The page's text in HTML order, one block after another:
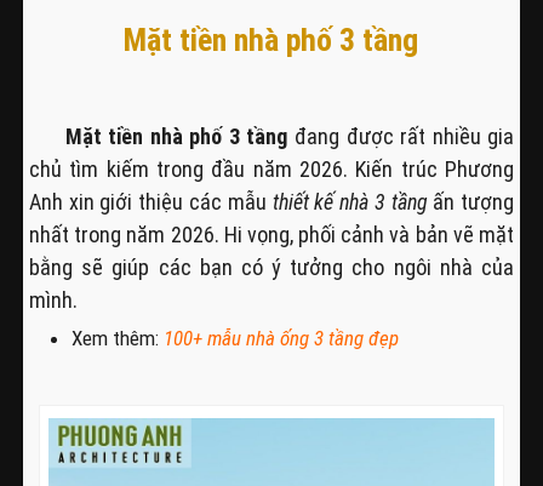
Mặt tiền nhà phố 3 tầng
Mặt tiền nhà phố 3 tầng đang được rất nhiều gia
chủ tìm kiếm trong đầu năm 2026. Kiến trúc Phương
Anh xin giới thiệu các mẫu thiết kế nhà 3 tầngấn tượng
nhất trong năm 2026. Hi vọng, phối cảnh và bản vẽ mặt
bằng sẽ giúp các bạn có ý tưởng cho ngôi nhà của
mình.
Xem thêm: 100+ mẫu nhà ống 3 tầng đẹp